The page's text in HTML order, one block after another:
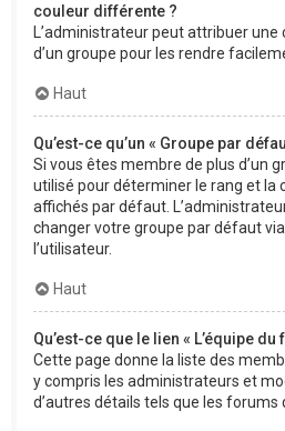
couleur différente ?
L’administrateur peut attribuer
d’un groupe pour les rendre
Haut
Qu’est-ce qu’un « Groupe par
Si vous êtes membre de plus d’un
utilisé pour déterminer le rang et la
affichés par défaut.
changer votre groupe par défaut
l’utilisateur.
Haut
Qu’est-ce que le lien « L’équipe du
Cette page donne la liste des
y compris les administrateurs et
d’autres détails tels que les forums